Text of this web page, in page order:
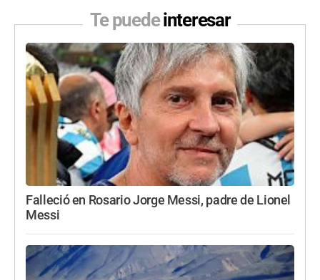
Te puedeinteresar
Falleció en Rosario Jorge Messi, padre de Lionel
Messi